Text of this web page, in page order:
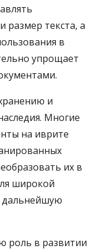
текста, а
в
упрощает
и
Многие
на иврите
их в
широкой
дальнейшую
роль в развитии